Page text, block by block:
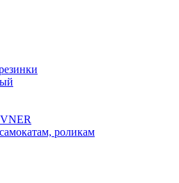
роликам